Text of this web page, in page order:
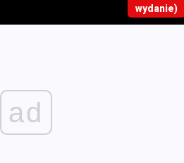
wydanie)
ad